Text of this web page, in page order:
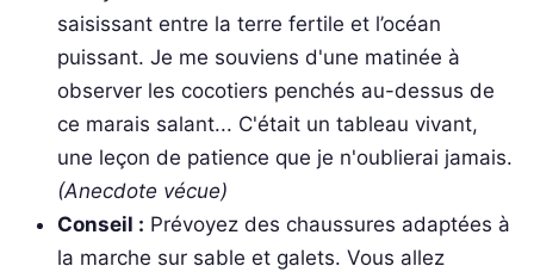
saisissant entre la terre fertile et l’océan
puissant. Je me souviens d'une matinée à
observer les cocotiers penchés au-dessus de
ce marais salant... C'était un tableau vivant,
une leçon de patience que je n'oublierai jamais.
(Anecdote vécue)
Conseil : Prévoyez des chaussures adaptées à
la marche sur sable et galets. Vous allez